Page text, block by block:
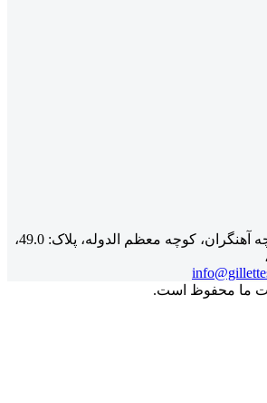
تهران، محله: بازار، کوچه آهنگران، کوچه معظم الدوله، پلاک: 49.0،
ما محفوظ است.